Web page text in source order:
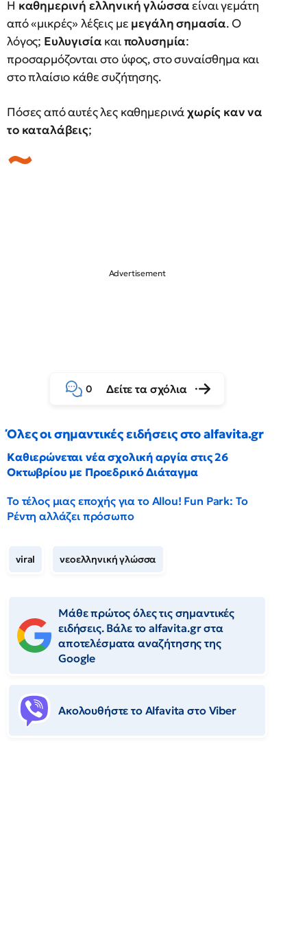
Η καθημερινή ελληνική γλώσσαείναι γεμάτη
από «μικρές» λέξεις με μεγάλη σημασία. Ο
λόγος; Ευλυγισία καιπολυσημία:
προσαρμόζονται στο ύφος, στο συναίσθημα και
στο πλαίσιο κάθε συζήτησης.
Πόσες από αυτές λες καθημερινάχωρίς καν να
το καταλάβεις;
0 Δείτε τα σχόλια
Όλες οι σημαντικές ειδήσεις στο alfavita.gr
Καθιερώνεται νέα σχολική αργία στις 26
Οκτωβρίου με Προεδρικό Διάταγμα
Το τέλος μιας εποχής για το Allou! Fun Park: Το
Ρέντη αλλάζει πρόσωπο
viral νεοελληνική γλώσσα
Μάθε πρώτος όλες τις σημαντικές
ειδήσεις. Βάλε το alfavita.gr στα
αποτελέσματα αναζήτησης της
Google
Ακολουθήστε το Αlfavita στο Viber